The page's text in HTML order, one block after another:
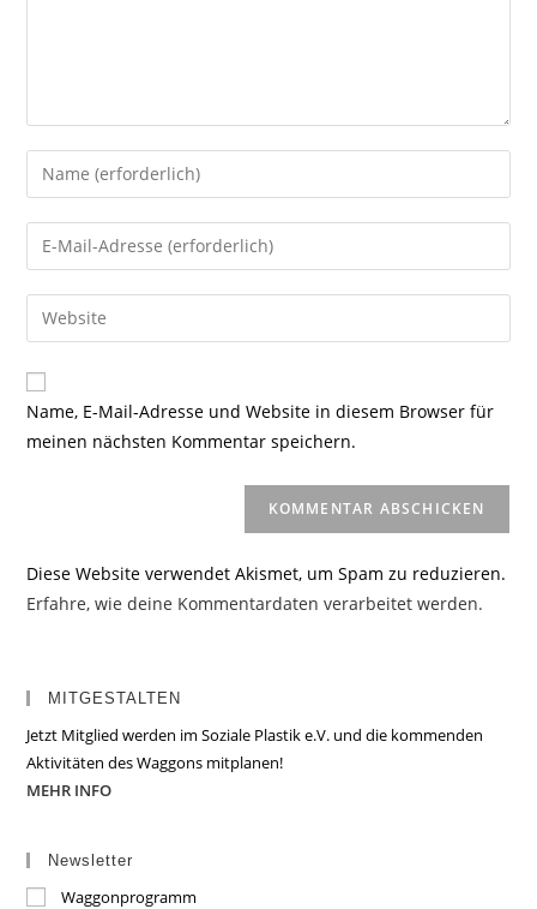
Gib
deinen
Namen
oder
zum
Kommentieren
ein
Gib
deine
E-
Mail-
zum
Kommentieren
ein
Gib
deine
Website-
URL
Name, E-Mail-Adresse und Website in diesem Browser für
meinen nächsten Kommentar speichern.
Diese Website verwendet Akismet, um Spam zu reduzieren.
Erfahre, wie deine Kommentardaten verarbeitet werden.
MITGESTALTEN
Jetzt Mitglied werden im Soziale Plastik e.V. und die kommenden
Aktivitäten des Waggons mitplanen!
MEHR INFO
Newsletter
Waggonprogramm